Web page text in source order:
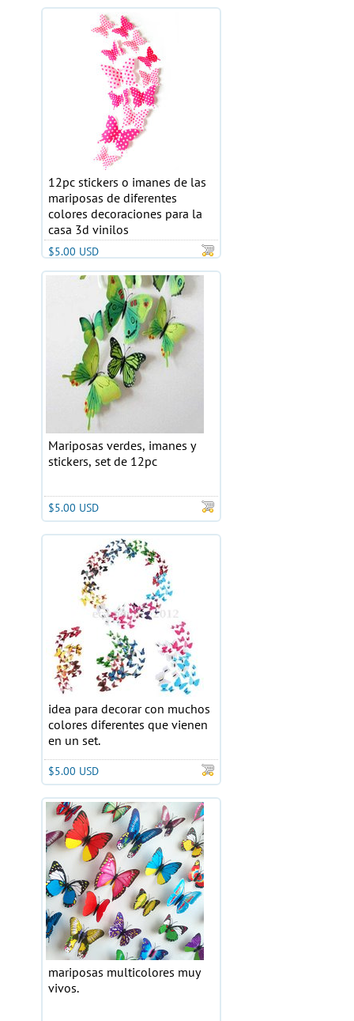
12pc stickers o imanes de las
mariposas de diferentes
colores decoraciones para la
casa 3d vinilos
$5.00 USD
Mariposas verdes, imanes y
stickers, set de 12pc
$5.00 USD
idea para decorar con muchos
colores diferentes que vienen
en un set.
$5.00 USD
mariposas multicolores muy
vivos.